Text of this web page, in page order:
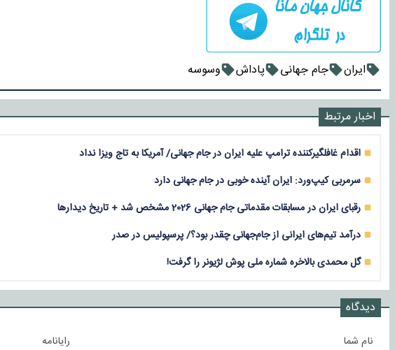
ایران جام جهانی پاداش وسوسه
اخبار مرتبط
اقدام غافلگیرکننده ترامپ علیه ایران در جام جهانی/ آمریکا به تاج ویزا نداد
سرمربی کیپ‌ورد: ایران آینده خوبی در جام جهانی دارد
رقبای ایران در مسابقات مقدماتی جام جهانی 2026 مشخص شد + تاریخ دیدارها
درآمد تیم‌های ایرانی از جام‌جهانی چقدر بود؟/ پرسپولیس در صدر
گل محمدی بالاخره شماره ملی پوش لژیونر را گرفت!
دیدگاه
نام شما رایانامه